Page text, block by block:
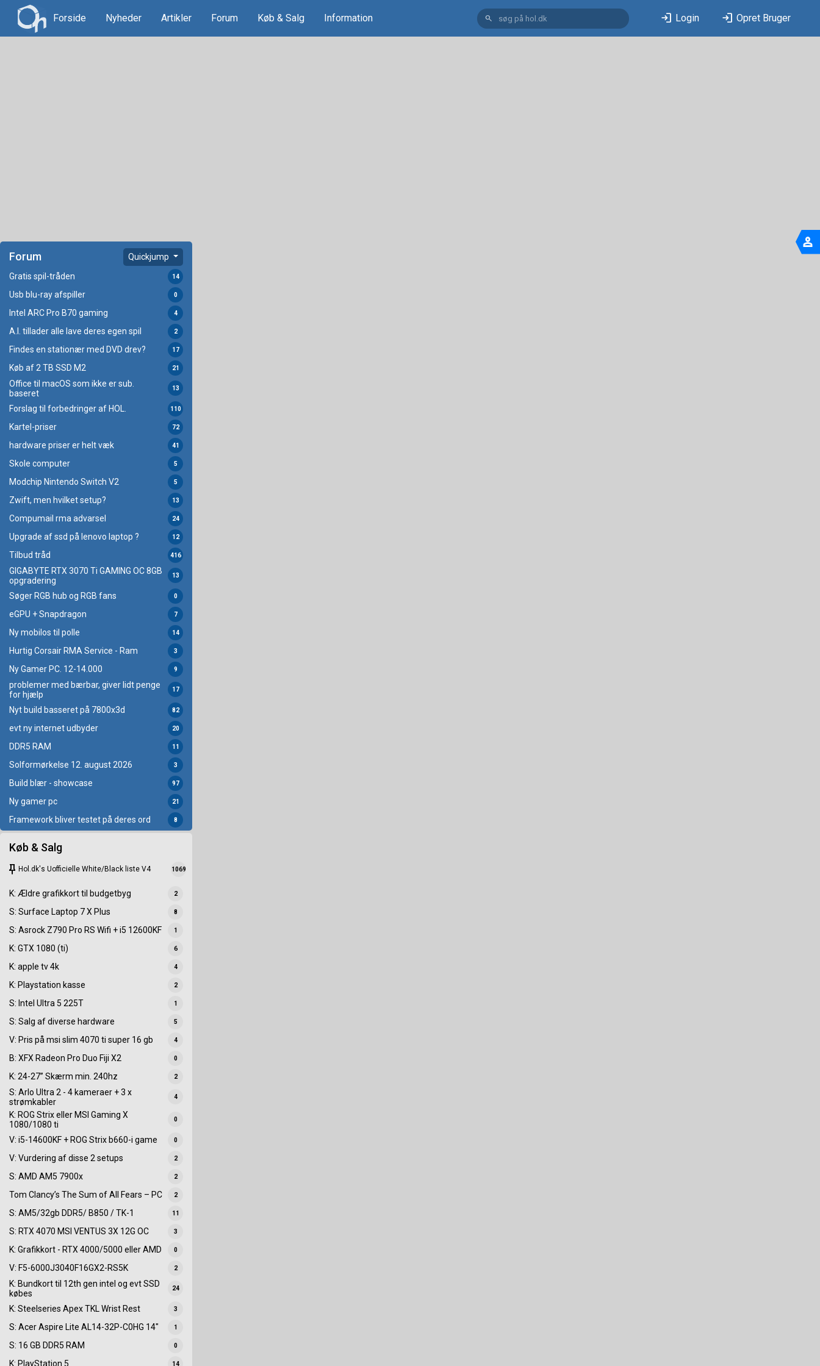
Forside Nyheder Artikler Forum Køb & Salg Information search login Login login Opret Bruger
Forum Quickjump
Gratis spil-tråden 14
Usb blu-ray afspiller 0
Intel ARC Pro B70 gaming 4
A.I. tillader alle lave deres egen spil 2
Findes en stationær med DVD drev? 17
Køb af 2 TB SSD M2 21
Office til macOS som ikke er sub.
baseret
13
Forslag til forbedringer af HOL. 110
Kartel-priser 72
hardware priser er helt væk 41
Skole computer 5
Modchip Nintendo Switch V2 5
Zwift, men hvilket setup? 13
Compumail rma advarsel 24
Upgrade af ssd på lenovo laptop ? 12
Tilbud tråd 416
GIGABYTE RTX 3070 Ti GAMING OC 8GB
opgradering
13
Søger RGB hub og RGB fans 0
eGPU + Snapdragon 7
Ny mobilos til polle 14
Hurtig Corsair RMA Service - Ram 3
Ny Gamer PC. 12-14.000 9
problemer med bærbar, giver lidt penge
for hjælp
17
Nyt build basseret på 7800x3d 82
evt ny internet udbyder 20
DDR5 RAM 11
Solformørkelse 12. august 2026 3
Build blær - showcase 97
Ny gamer pc 21
Framework bliver testet på deres ord 8
Køb & Salg
keep Hol.dk's Uofficielle White/Black liste V4 1069
K: Ældre grafikkort til budgetbyg 2
S: Surface Laptop 7 X Plus 8
S: Asrock Z790 Pro RS Wifi + i5 12600KF 1
K: GTX 1080 (ti) 6
K: apple tv 4k 4
K: Playstation kasse 2
S: Intel Ultra 5 225T 1
S: Salg af diverse hardware 5
V: Pris på msi slim 4070 ti super 16 gb 4
B: XFX Radeon Pro Duo Fiji X2 0
K: 24-27” Skærm min. 240hz 2
S: Arlo Ultra 2 - 4 kameraer + 3 x
strømkabler
4
K: ROG Strix eller MSI Gaming X
1080/1080 ti
0
V: i5-14600KF + ROG Strix b660-i game 0
V: Vurdering af disse 2 setups 2
S: AMD AM5 7900x 2
Tom Clancy’s The Sum of All Fears – PC 2
S: AM5/32gb DDR5/ B850 / TK-1 11
S: RTX 4070 MSI VENTUS 3X 12G OC 3
K: Grafikkort - RTX 4000/5000 eller AMD 0
V: F5-6000J3040F16GX2-RS5K 2
K: Bundkort til 12th gen intel og evt SSD
købes
24
K: Steelseries Apex TKL Wrist Rest 3
S: Acer Aspire Lite AL14-32P-C0HG 14" 1
S: 16 GB DDR5 RAM 0
K: PlayStation 5 14
person